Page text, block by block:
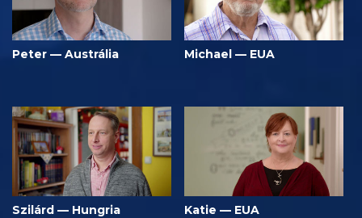
Peter — Austrália Michael — EUA
Szilárd — Hungria Katie — EUA